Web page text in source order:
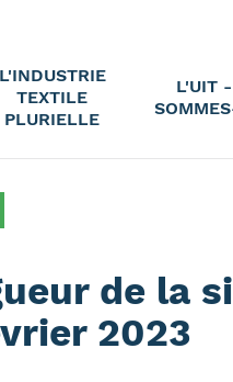
L'INDUSTRIE
TEXTILE
PLURIELLE
L'UIT
de la
2023